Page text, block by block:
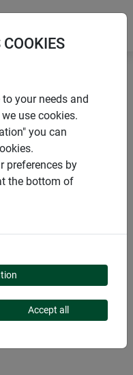
& Garden
POUR
your needs and
use cookies.
you can
preferences by
the bottom of
Accept all